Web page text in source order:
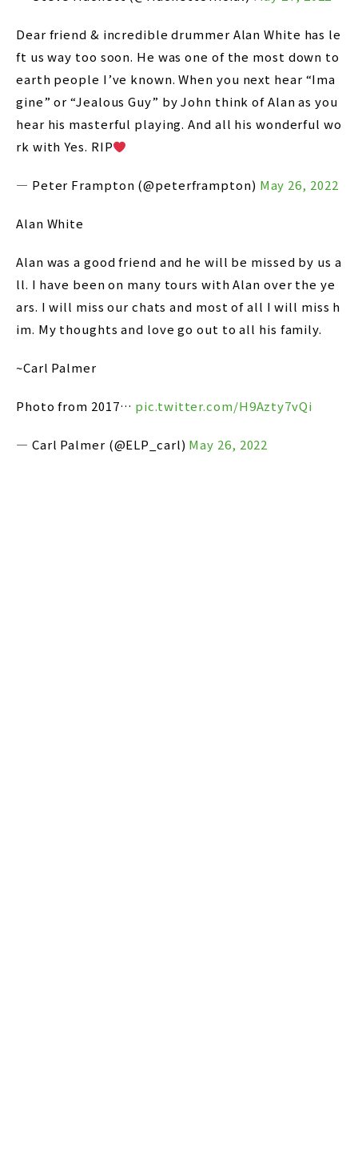
Dear friend & incredible drummer Alan White has le
ft us way too soon. He was one of the most down to
earth people I’ve known. When you next hear “Ima
gine” or “Jealous Guy” by John think of Alan as you
hear his masterful playing. And all his wonderful wo
rk with Yes. RIP
— Peter Frampton (@peterframpton) May 26, 2022
Alan White
Alan was a good friend and he will be missed by us a
ll. I have been on many tours with Alan over the ye
ars. I will miss our chats and most of all I will miss h
im. My thoughts and love go out to all his family.
~Carl Palmer
Photo from 2017… pic.twitter.com/H9Azty7vQi
— Carl Palmer (@ELP_carl) May 26, 2022